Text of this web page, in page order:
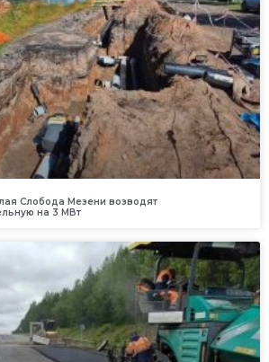
Слобода Мезени возводят
на 3 МВт